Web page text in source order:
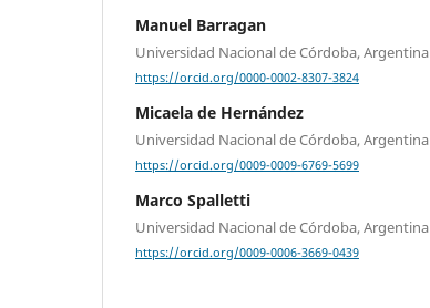
Manuel Barragan
Universidad Nacional de Córdoba, Argentina
https://orcid.org/0000-0002-8307-3824
Micaela de Hernández
Universidad Nacional de Córdoba, Argentina
https://orcid.org/0009-0009-6769-5699
Marco Spalletti
Universidad Nacional de Córdoba, Argentina
https://orcid.org/0009-0006-3669-0439